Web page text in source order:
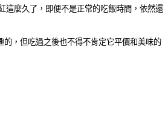
這麼久了，即便不是正常的吃飯時間，依然還
的，但吃過之後也不得不肯定它平價和美味的